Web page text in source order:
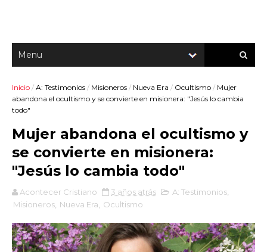
Inicio / A: Testimonios / Misioneros / Nueva Era / Ocultismo / Mujer
abandona el ocultismo y se convierte en misionera: "Jesús lo cambia
todo"
Mujer abandona el ocultismo y
se convierte en misionera:
"Jesús lo cambia todo"
Acontecer Cristiano 3 años atrás A: Testimonios
Misioneros Nueva Era Ocultismo